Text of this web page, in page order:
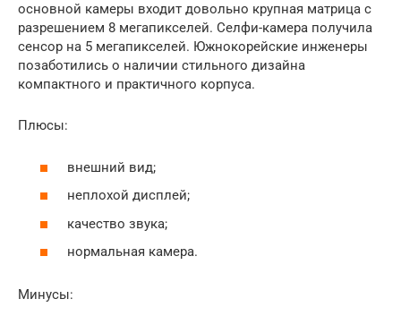
основной камеры входит довольно крупная матрица с
разрешением 8 мегапикселей. Селфи-камера получила
сенсор на 5 мегапикселей. Южнокорейские инженеры
позаботились о наличии стильного дизайна
компактного и практичного корпуса.
Плюсы:
внешний вид;
неплохой дисплей;
качество звука;
нормальная камера.
Минусы: